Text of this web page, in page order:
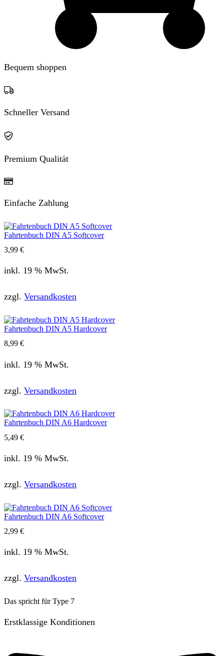
Bequem shoppen
Schneller Versand
Premium Qualität
Einfache Zahlung
Fahrtenbuch DIN A5 Softcover
3,99 €
inkl. 19 % MwSt.
zzgl. Versandkosten
Fahrtenbuch DIN A5 Hardcover
8,99 €
inkl. 19 % MwSt.
zzgl. Versandkosten
Fahrtenbuch DIN A6 Hardcover
5,49 €
inkl. 19 % MwSt.
zzgl. Versandkosten
Fahrtenbuch DIN A6 Softcover
2,99 €
inkl. 19 % MwSt.
zzgl. Versandkosten
Das spricht für Type 7
Erstklassige Konditionen